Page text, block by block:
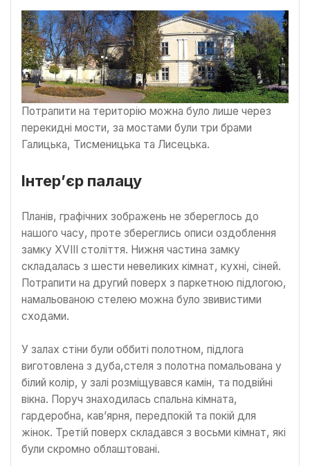
Потрапити на територію можна було лише через
перекидні мости, за мостами були три брами
Галицька, Тисменицька та Лисецька.
Інтер’єр палацу
Планів, графічних зображень не збереглось до
нашого часу, проте збереглись описи оздоблення
замку XVIII століття. Нижня частина замку
складалась з шести невеликих кімнат, кухні, сіней.
Потрапити на другий поверх з паркетною підлогою,
намальованою стелею можна було звивистими
сходами.
У залах стіни були оббиті полотном, підлога
виготовлена з дуба,стеля з полотна помальована у
білий колір, у залі розміщувався камін, та подвійні
вікна. Поруч знаходилась спальна кімната,
гардеробна, кав’ярня, передпокій та покій для
жінок. Третій поверх складався з восьми кімнат, які
були скромно облаштовані.